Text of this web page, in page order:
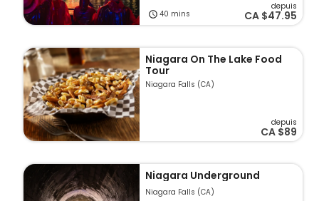
40 mins
depuis
CA $47.95
Niagara On The Lake Food
Tour
Niagara Falls (CA)
depuis
CA $89
Niagara Underground
Niagara Falls (CA)